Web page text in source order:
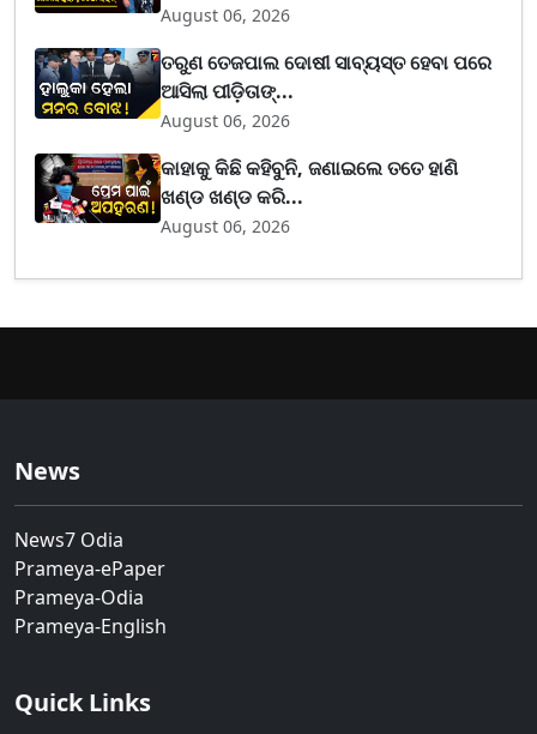
August 06, 2026
ତରୁଣ ତେଜପାଲ ଦୋଷୀ ସାବ୍ୟସ୍ତ ହେବା ପରେ
ଆସିଲା ପୀଡ଼ିତାଙ୍...
August 06, 2026
କାହାକୁ କିଛି କହିବୁନି, ଜଣାଇଲେ ତତେ ହାଣି
ଖଣ୍ଡ ଖଣ୍ଡ କରି...
August 06, 2026
News
News7 Odia
Prameya-ePaper
Prameya-Odia
Prameya-English
Quick Links